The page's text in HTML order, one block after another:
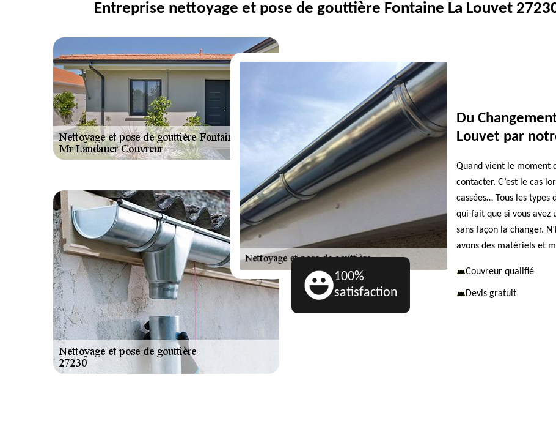
Entreprise nettoyage et pose de gouttière Fontaine La Louvet
100%
satisfaction
Du
Louvet par
Quand vient le moment
contacter. C’est le cas
cassées… Tous les
qui fait que si vous avez
sans façon la changer.
avons des matériels et
Couvreur qualifié
Devis gratuit